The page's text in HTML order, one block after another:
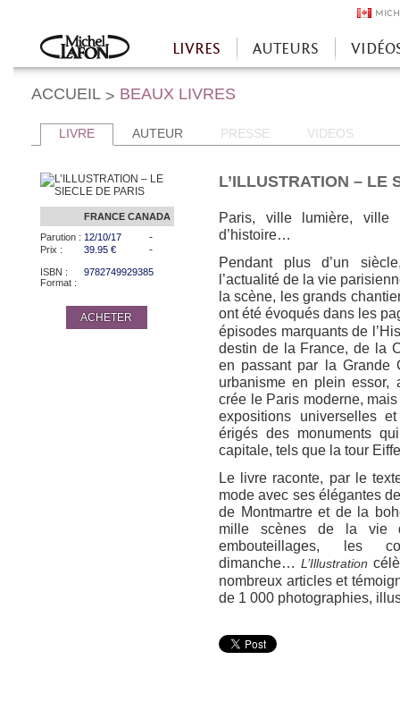
Accueil
LIVRES AUTEURS
ACCUEIL > BEAUX LIVRES
LIVRE AUTEUR PRESSE VIDEOS
FRANCE CANADA
Parution : 12/10/17 -
Prix : 39.95 € -
ISBN :
9782749929385
Format :
ACHETER
L’ILLUSTRATION – LE
Paris, ville lumière, ville
d’histoire…
Pendant plus d’un
l’actualité de la vie
la scène, les grands
ont été évoqués dans les
épisodes marquants de
destin de la France, de la
en passant par la Grande
urbanisme en plein essor,
crée le Paris moderne,
expositions universelles
érigés des monuments
capitale, tels que la tour
Le livre raconte, par le
mode avec ses élégantes
de Montmartre et de la
mille scènes de la vie
embouteillages, les
dimanche… L’Illustration
nombreux articles et
de 1 000 photographies,